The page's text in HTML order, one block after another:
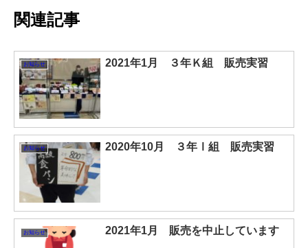
関連記事
お知らせ 2021年1月 ３年Ｋ組 販売実習
お知らせ 2020年10月 ３年Ⅰ組 販売実習
お知らせ 2021年1月 販売を中止しています